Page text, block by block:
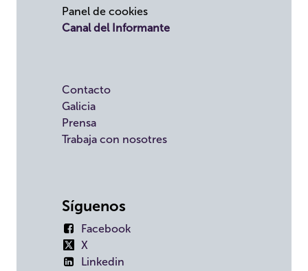
Panel de cookies
Canal del Informante
Contacto
Galicia
Prensa
Trabaja con nosotres
Síguenos
Facebook
X
Linkedin